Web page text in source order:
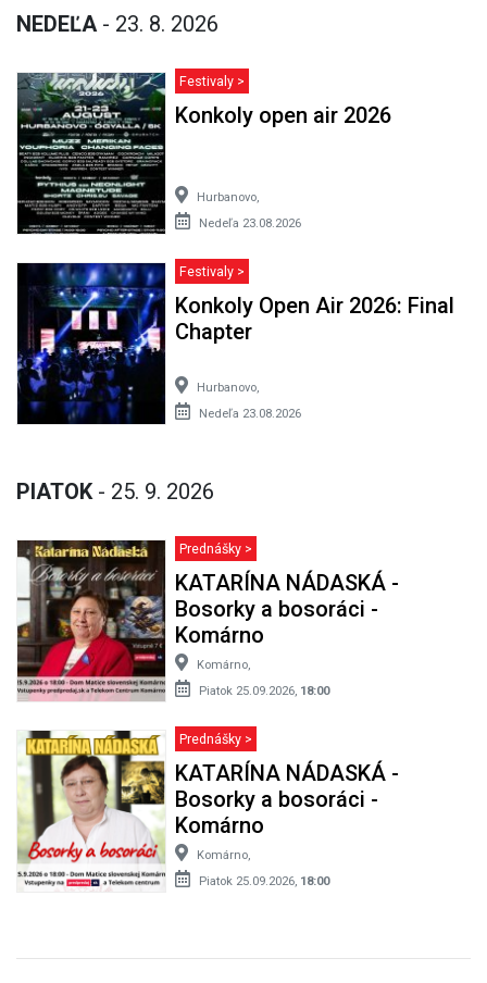
NEDEĽA - 23. 8. 2026
Festivaly >
Konkoly open air 2026
Hurbanovo,
Nedeľa 23.08.2026
Festivaly >
Konkoly Open Air 2026: Final
Chapter
Hurbanovo,
Nedeľa 23.08.2026
PIATOK - 25. 9. 2026
Prednášky >
KATARÍNA NÁDASKÁ -
Bosorky a bosoráci -
Komárno
Komárno,
Piatok 25.09.2026, 18:00
Prednášky >
KATARÍNA NÁDASKÁ -
Bosorky a bosoráci -
Komárno
Komárno,
Piatok 25.09.2026, 18:00